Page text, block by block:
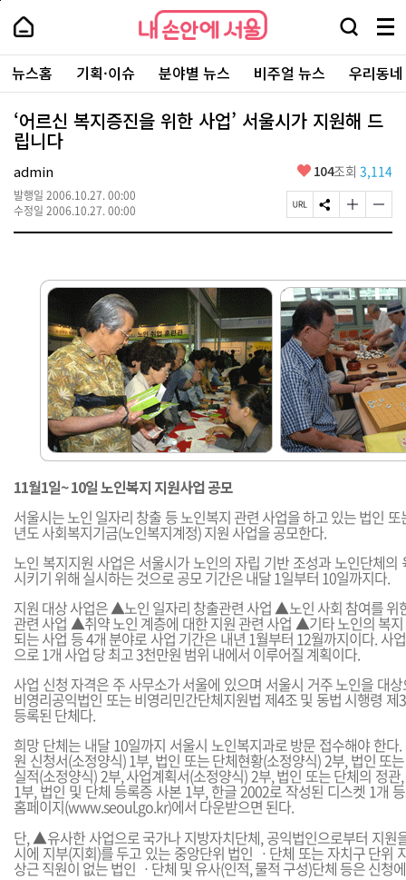
본
로
가
내
손
안
에
서
울
-
서
울
대
표
소
통
포
내
손
에
울
검
창
열
기
메
뉴
전
체
보
주
요
서
뉴스홈 기획·이슈 분야별 뉴스 비주얼 뉴스 우리동
‘어르신 복지증진을 위한 사업’ 서울시가 지원해 드
립니다
admin
발행일 2006.10.27. 00:00
수정일 2006.10.27. 00:00
좋
요
104조회 3,114
페
이
L
복
사
S
N
하
기
글
자
게
변
경
하
기
글
자
게
변
경
하
기
11월1일~ 10일 노인복지 지원사업 공모
서울시는 노인 일자리 창출 등 노인복지 관련 사업을 하고 있는 법인
년도 사회복지기금(노인복지계정) 지원 사업을 공모한다.
노인 복지지원 사업은 서울시가 노인의 자립 기반 조성과 노인단체의
시키기 위해 실시하는 것으로 공모 기간은 내달 1일부터 10일까지다.
지원 대상 사업은 ▲노인 일자리 창출관련 사업 ▲노인 사회 참여를 위
관련 사업 ▲취약 노인 계층에 대한 지원 관련 사업 ▲기타 노인의 복
되는 사업 등 4개 분야로 사업 기간은 내년 1월부터 12월까지이다. 사
으로 1개 사업 당 최고 3천만원 범위 내에서 이루어질 계획이다.
사업 신청 자격은 주 사무소가 서울에 있으며 서울시 거주 노인을 대
비영리공익법인 또는 비영리민간단체지원법 제4조 및 동법 시행령
등록된 단체다.
희망 단체는 내달 10일까지 서울시 노인복지과로 방문 접수해야 한다
원 신청서(소정양식) 1부, 법인 또는 단체현황(소정양식) 2부, 법인 또
실적(소정양식) 2부, 사업계획서(소정양식) 2부, 법인 또는 단체의 정
1부, 법인 및 단체 등록증 사본 1부, 한글 2002로 작성된 디스켓 1개
홈페이지(www.seoul.go.kr)에서 다운받으면 된다.
단, ▲유사한 사업으로 국가나 지방자치단체, 공익법인으로부터 지
시에 지부(지회)를 두고 있는 중앙단위 법인 ㆍ단체 또는 자치구 단위
상근 직원이 없는 법인 ㆍ단체 및 유사(인적, 물적 구성)단체 등은 신청
페
상
단
로